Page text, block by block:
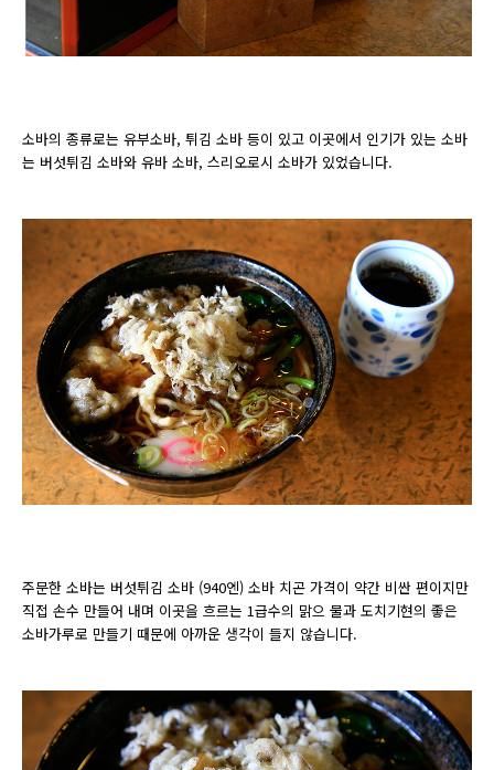
소바의 종류로는 유부소바, 튀김 소바 등이 있고 이곳에서 인기가 있는 소바
는 버섯튀김 소바와 유바 소바, 스리오로시 소바가 있었습니다.
주문한 소바는 버섯튀김 소바 (940엔) 소바 치곤 가격이 약간 비싼 편이지만
직접 손수 만들어 내며 이곳을 흐르는 1급수의 맑으 물과 도치기현의 좋은
소바가루로 만들기 때문에 아까운 생각이 들지 않습니다.